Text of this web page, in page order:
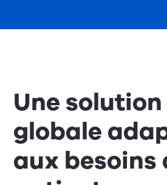
Une solution
globale
aux besoins